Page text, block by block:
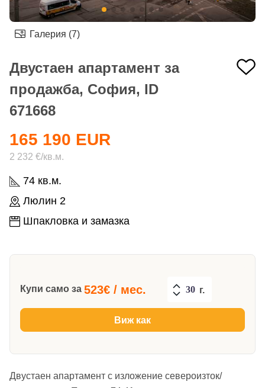
Галерия (7)
Двустаен апартамент за
продажба, София, ID
671668
74 кв.м.
Люлин 2
Шпакловка и замазка
165 190 EUR
2 232 €/кв.м.
Купи само за 523€ / мес. г.
Виж как
Двустаен апартамент с изложение североизток/